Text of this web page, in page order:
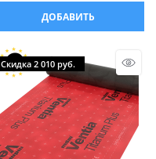
ДОБАВИТЬ
Скидка 2 010 руб.